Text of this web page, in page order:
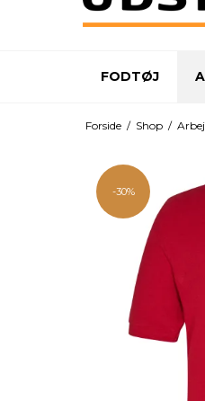
FODTØJ
Forside / Shop /
-30%